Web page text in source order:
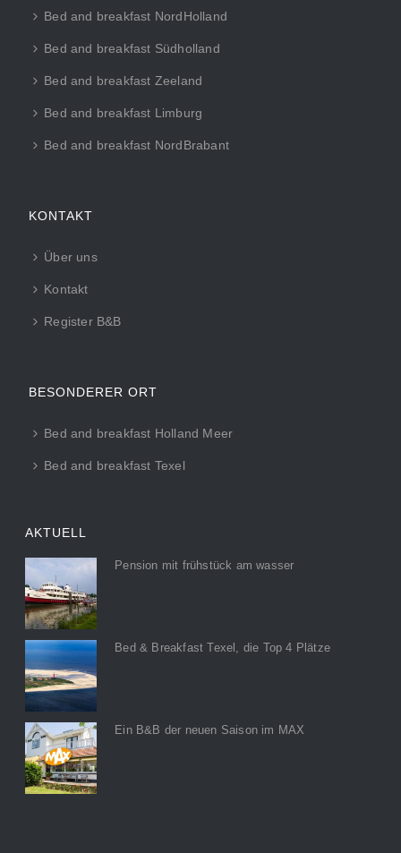
Bed and breakfast NordHolland
Bed and breakfast Südholland
Bed and breakfast Zeeland
Bed and breakfast Limburg
Bed and breakfast NordBrabant
KONTAKT
Über uns
Kontakt
Register B&B
BESONDERER ORT
Bed and breakfast Holland Meer
Bed and breakfast Texel
AKTUELL
Pension mit frühstück am wasser
Bed & Breakfast Texel, die Top 4 Plätze
Ein B&B der neuen Saison im MAX